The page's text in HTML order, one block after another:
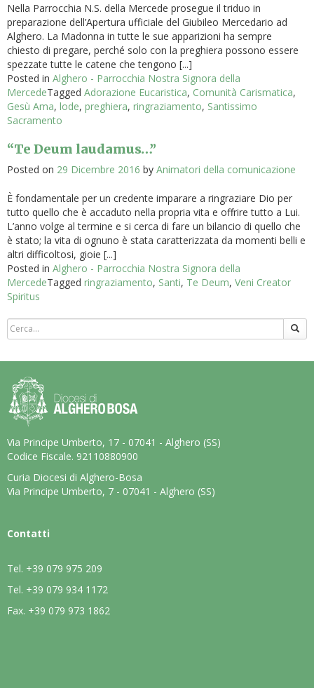
Nella Parrocchia N.S. della Mercede prosegue il triduo in
preparazione dell’Apertura ufficiale del Giubileo Mercedario ad
Alghero. La Madonna in tutte le sue apparizioni ha sempre
chiesto di pregare, perché solo con la preghiera possono essere
spezzate tutte le catene che tengono [...]
Posted in Alghero - Parrocchia Nostra Signora della
MercedeTagged Adorazione Eucaristica, Comunità Carismatica,
Gesù Ama, lode, preghiera, ringraziamento, Santissimo
Sacramento
“Te Deum laudamus…”
Posted on 29 Dicembre 2016 by Animatori della comunicazione
È fondamentale per un credente imparare a ringraziare Dio per
tutto quello che è accaduto nella propria vita e offrire tutto a Lui.
L’anno volge al termine e si cerca di fare un bilancio di quello che
è stato; la vita di ognuno è stata caratterizzata da momenti belli e
altri difficoltosi, gioie [...]
Posted in Alghero - Parrocchia Nostra Signora della
MercedeTagged ringraziamento, Santi, Te Deum, Veni Creator
Spiritus
Via Principe Umberto, 17 - 07041 - Alghero (SS)
Codice Fiscale. 92110880900
Curia Diocesi di Alghero-Bosa
Via Principe Umberto, 7 - 07041 - Alghero (SS)
Contatti
Tel. +39 079 975 209
Tel. +39 079 934 1172
Fax. +39 079 973 1862